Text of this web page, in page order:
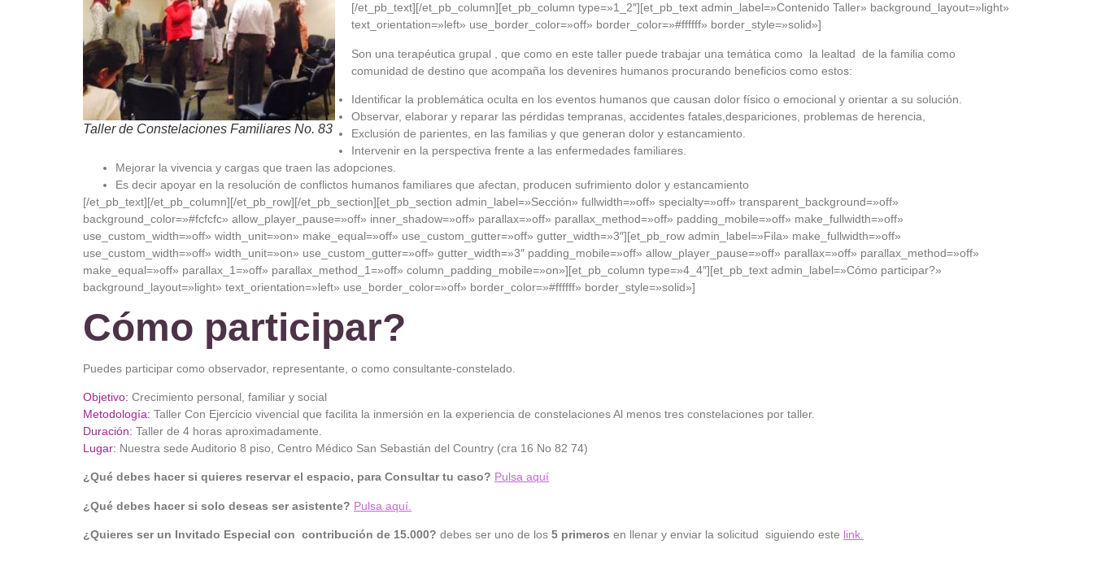
Taller de Constelaciones Familiares No. 83
[/et_pb_text][/et_pb_column][et_pb_column type=»1_2″][et_pb_text admin_label=»Contenido Taller» background_layout=»light»
text_orientation=»left» use_border_color=»off» border_color=»#ffffff» border_style=»solid»]
Son una terapéutica grupal , que como en este taller puede trabajar una temática como la lealtad de la familia como
comunidad de destino que acompaña los devenires humanos procurando beneficios como estos:
Identificar la problemática oculta en los eventos humanos que causan dolor físico o emocional y orientar a su solución.
Observar, elaborar y reparar las pérdidas tempranas, accidentes fatales,despariciones, problemas de herencia,
Exclusión de parientes, en las familias y que generan dolor y estancamiento.
Intervenir en la perspectiva frente a las enfermedades familiares.
Mejorar la vivencia y cargas que traen las adopciones.
Es decir apoyar en la resolución de conflictos humanos familiares que afectan, producen sufrimiento dolor y estancamiento
[/et_pb_text][/et_pb_column][/et_pb_row][/et_pb_section][et_pb_section admin_label=»Sección» fullwidth=»off» specialty=»off» transparent_background=»off»
background_color=»#fcfcfc» allow_player_pause=»off» inner_shadow=»off» parallax=»off» parallax_method=»off» padding_mobile=»off» make_fullwidth=»off»
use_custom_width=»off» width_unit=»on» make_equal=»off» use_custom_gutter=»off» gutter_width=»3″][et_pb_row admin_label=»Fila» make_fullwidth=»off»
use_custom_width=»off» width_unit=»on» use_custom_gutter=»off» gutter_width=»3″ padding_mobile=»off» allow_player_pause=»off» parallax=»off» parallax_method=»off»
make_equal=»off» parallax_1=»off» parallax_method_1=»off» column_padding_mobile=»on»][et_pb_column type=»4_4″][et_pb_text admin_label=»Cómo participar?»
background_layout=»light» text_orientation=»left» use_border_color=»off» border_color=»#ffffff» border_style=»solid»]
Cómo participar?
Puedes participar como observador, representante, o como consultante-constelado.
Objetivo: Crecimiento personal, familiar y social
Metodología: Taller Con Ejercicio vivencial que facilita la inmersión en la experiencia de constelaciones Al menos tres constelaciones por taller.
Duración: Taller de 4 horas aproximadamente.
Lugar: Nuestra sede Auditorio 8 piso, Centro Médico San Sebastián del Country (cra 16 No 82 74)
¿Qué debes hacer si quieres reservar el espacio, para Consultar tu caso? Pulsa aquí
¿Qué debes hacer si solo deseas ser asistente? Pulsa aquí.
¿Quieres ser un Invitado Especial con contribución de 15.000? debes ser uno de los 5 primeros en llenar y enviar la solicitud siguiendo este link.